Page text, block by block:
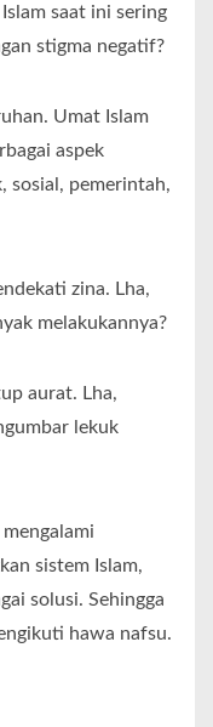
saat ini sering
stigma negatif?
Umat Islam
aspek
sosial, pemerintah,
zina. Lha,
melakukannya?
aurat. Lha,
lekuk
sistem Islam,
solusi. Sehingga
hawa nafsu.